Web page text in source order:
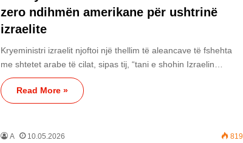
zero ndihmën amerikane për ushtrinë
izraelite
Kryeministri izraelit njoftoi një thellim të aleancave të fshehta
me shtetet arabe të cilat, sipas tij, “tani e shohin Izraelin…
Read More »
A 10.05.2026 819